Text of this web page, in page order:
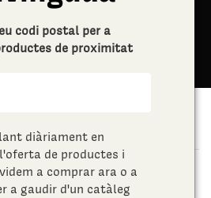
codi postal per a
de proximitat
diàriament en
de productes i
a comprar ara o a
a gaudir d'un catàleg
Factory